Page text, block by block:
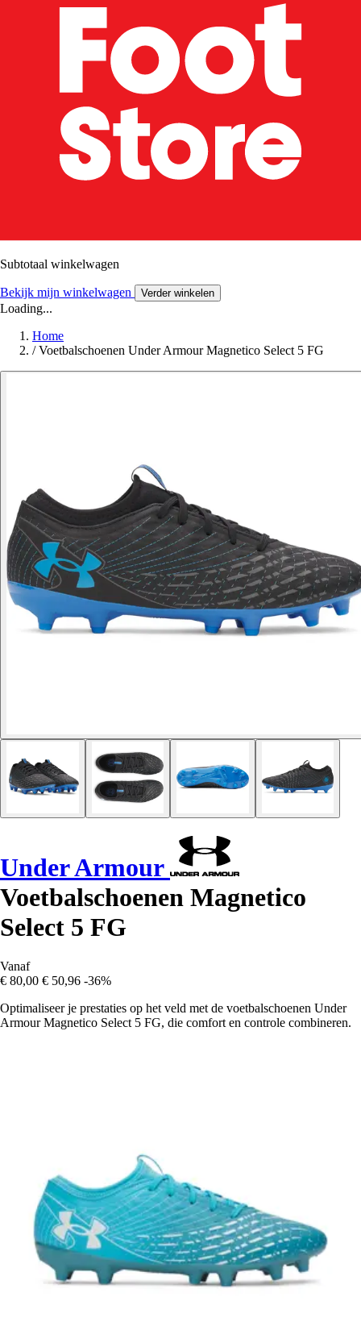
Subtotaal winkelwagen
Bekijk mijn winkelwagen Verder winkelen
Loading...
Home
/ Voetbalschoenen Under Armour Magnetico Select 5 FG
Under Armour
Voetbalschoenen Magnetico
Select 5 FG
Vanaf
€ 80,00 € 50,96 -36%
Optimaliseer je prestaties op het veld met de voetbalschoenen Under
Armour Magnetico Select 5 FG, die comfort en controle combineren.